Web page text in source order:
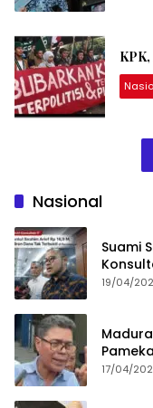
Nasional
Suami
Tahun
19/04/
17/04/